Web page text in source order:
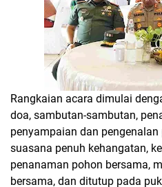
Rangkaian acara dimulai
doa, sambutan-sambutan,
penyampaian dan
suasana penuh kehangatan,
penanaman pohon bersama,
bersama, dan ditutup pada